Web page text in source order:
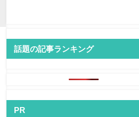
話題の記事ランキング
PR